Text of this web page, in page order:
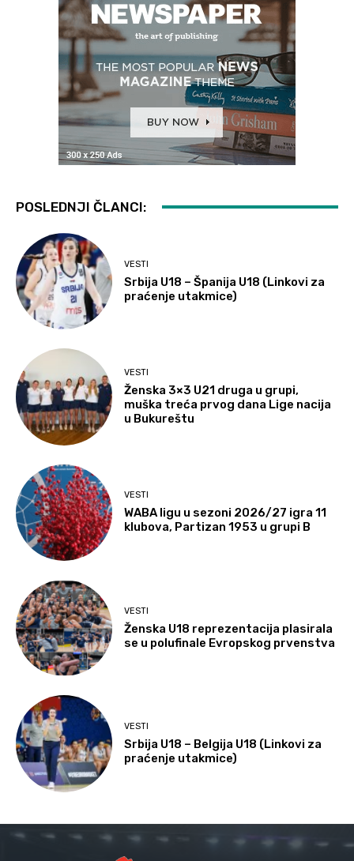
POSLEDNJI ČLANCI:
VESTI
Srbija U18 – Španija U18 (Linkovi za
praćenje utakmice)
VESTI
Ženska 3×3 U21 druga u grupi,
muška treća prvog dana Lige nacija
u Bukureštu
VESTI
WABA ligu u sezoni 2026/27 igra 11
klubova, Partizan 1953 u grupi B
VESTI
Ženska U18 reprezentacija plasirala
se u polufinale Evropskog prvenstva
VESTI
Srbija U18 – Belgija U18 (Linkovi za
praćenje utakmice)